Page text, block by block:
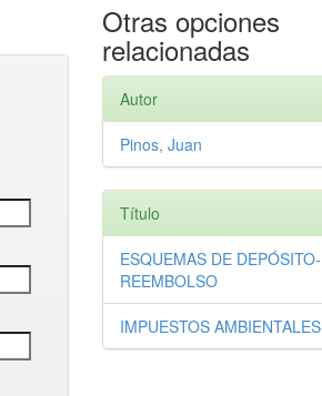
Otras opciones
relacionadas
Autor
Pinos, Juan
Título
ESQUEMAS DE DEPÓSITO-
REEMBOLSO
IMPUESTOS AMBIENTALES